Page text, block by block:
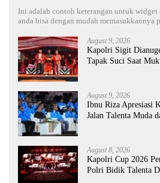
Ini adalah contoh keterangan untuk
anda bisa dengan mudah memasukkannya
August 9, 2026
Kapolri Sigit
Tapak Suci Saat
August 9, 2026
Ibnu Riza Apresiasi
Jalan Talenta Muda
August 8, 2026
Kapolri Cup 2026
Polri Bidik Talenta